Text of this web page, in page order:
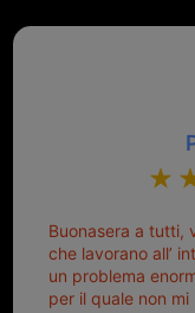
Buonasera a tutti,
che lavorano all’
un problema
per il quale non